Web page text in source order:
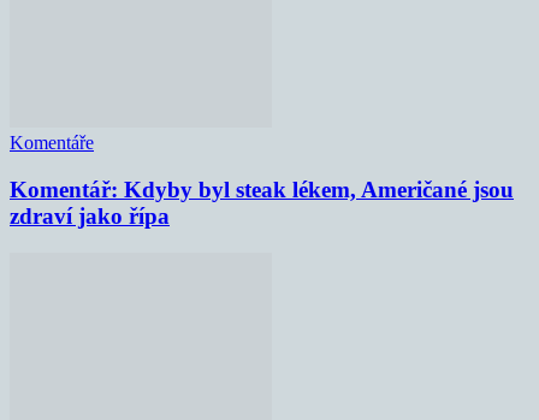
Komentáře
Komentář: Kdyby byl steak lékem, Američané jsou
zdraví jako řípa